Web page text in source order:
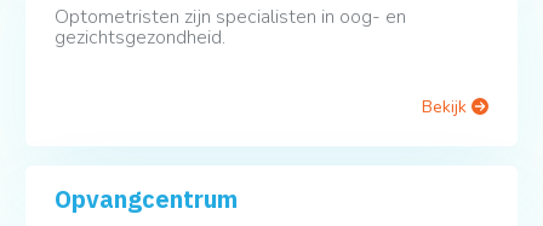
Optometristen zijn specialisten in oog- en
gezichtsgezondheid.
Bekijk
Opvangcentrum